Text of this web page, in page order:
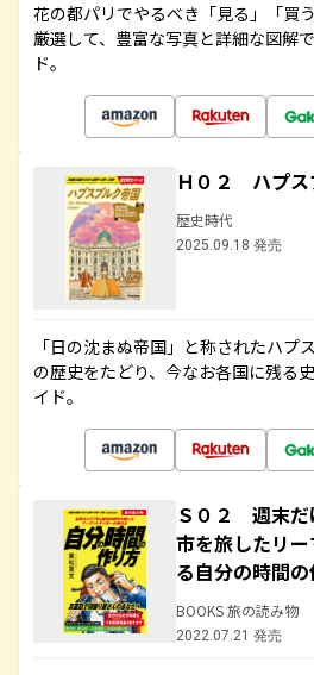
花の都パリでやるべき「見る」「買
厳選して、豊富な写真と詳細な図解
ド。
Ｈ０２ ハプス
歴史時代
2025.09.18 発売
「日の沈まぬ帝国」と称されたハプ
の歴史をたどり、今なお各国に残る
イド。
Ｓ０２ 週末だ
市を旅したリ
る自分の時間
BOOKS 旅の読み物
2022.07.21 発売